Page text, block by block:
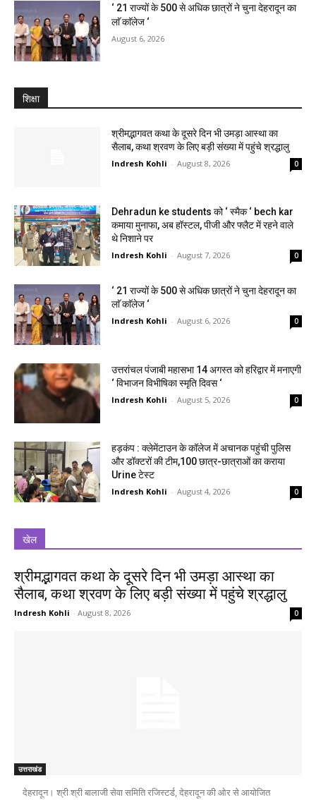
‘ 21 राज्यों के 500 से अधिक छात्रों ने चुना देहरादून का
लाॅ काॅलेज ‘
August 6, 2026
शिक्षा
श्रीमद्भागवत कथा के दूसरे दिन भी उमड़ा आस्था का
सैलाब, कथा श्रवण के लिए बड़ी संख्या में पहुंचे श्रद्धालु
Indresh Kohli - August 8, 2026 0
Dehradun ke students को ‘ स्मैक ‘ bech kar
कमाया मुनाफा, अब हॉस्टल, पीजी और फ्लैट में रहने वाले
थे निशाने पर
Indresh Kohli - August 7, 2026 0
‘ 21 राज्यों के 500 से अधिक छात्रों ने चुना देहरादून का
लाॅ काॅलेज ‘
Indresh Kohli - August 6, 2026 0
उत्तरांचल पंजाबी महासभा 14 अगस्त को हरिद्वार में मनाएगी
‘ विभाजन विभीषिका स्मृति दिवस ‘
Indresh Kohli - August 5, 2026 0
हड़कंप : क्लेमेंटाउन के कॉलेज में अचानक पहुंची पुलिस
और डॉक्टरों की टीम,100 छात्र-छात्राओं का कराया
Urine टेस्ट
Indresh Kohli - August 4, 2026 0
खेल
श्रीमद्भागवत कथा के दूसरे दिन भी उमड़ा आस्था का
सैलाब, कथा श्रवण के लिए बड़ी संख्या में पहुंचे श्रद्धालु
Indresh Kohli - August 8, 2026 0
उत्तराखंड
देहरादून। श्री श्री बालाजी सेवा समिति रजिस्टर्ड, देहरादून की ओर से आयोजित